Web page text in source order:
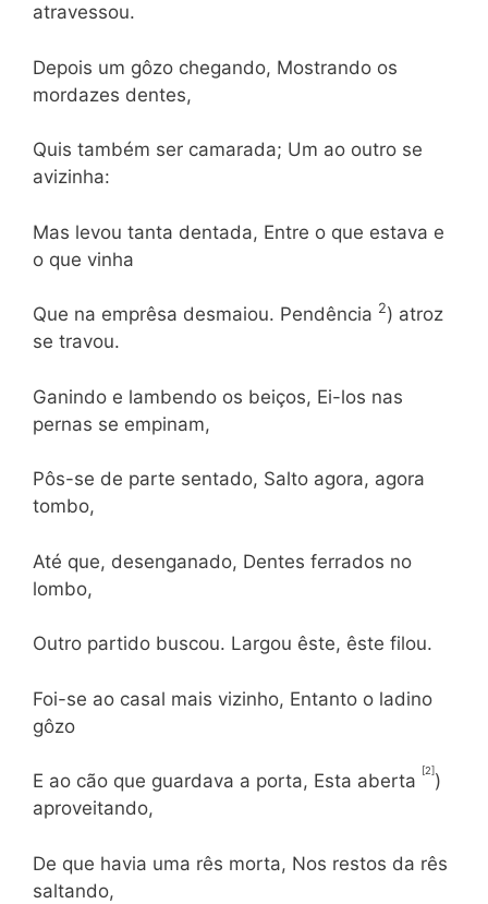
atravessou.
Depois um gôzo chegando, Mostrando os
mordazes dentes,
Quis também ser camarada; Um ao outro se
avizinha:
Mas levou tanta dentada, Entre o que estava e
o que vinha
Que na emprêsa desmaiou. Pendência 2) atroz
se travou.
Ganindo e lambendo os beiços, Ei-los nas
pernas se empinam,
Pôs-se de parte sentado, Salto agora, agora
tombo,
Até que, desenganado, Dentes ferrados no
lombo,
Outro partido buscou. Largou êste, êste filou.
Foi-se ao casal mais vizinho, Entanto o ladino
gôzo
E ao cão que guardava a porta, Esta aberta [2])
aproveitando,
De que havia uma rês morta, Nos restos da rês
saltando,